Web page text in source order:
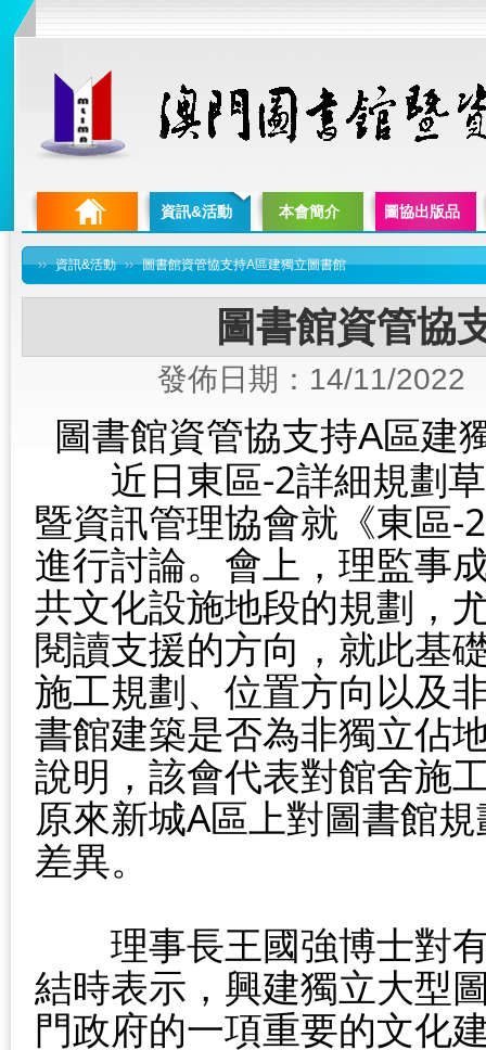
資訊&活動 本會簡介 圖協出版品
›› 資訊&活動 ›› 圖書館資管協支持A區建獨立圖書館
圖書館資管協
發佈日期：14/11/2022
圖書館資管協支持A區建
近日東區-2詳細規劃草
暨資訊管理協會就《東區-
進行討論。會上，理監事
共文化設施地段的規劃，
閱讀支援的方向，就此基
施工規劃、位置方向以及
書館建築是否為非獨立佔
說明，該會代表對館舍施
原來新城A區上對圖書館
差異。
理事長王國強博士對有
結時表示，興建獨立大型
門政府的一項重要的文化